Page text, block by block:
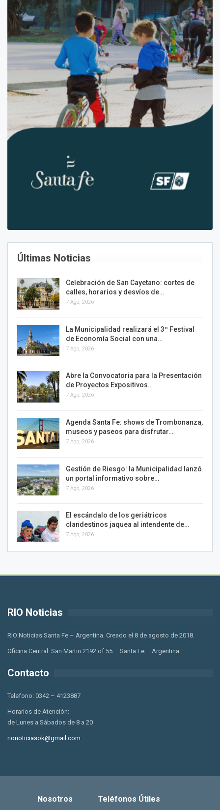
Últimas Noticias
Celebración de San Cayetano: cortes de
calles, horarios y desvíos de…
7 Ago, 2026
La Municipalidad realizará el 3º Festival
de Economía Social con una…
7 Ago, 2026
Abre la Convocatoria para la Presentación
de Proyectos Expositivos…
7 Ago, 2026
Agenda Santa Fe: shows de Trombonanza,
museos y paseos para disfrutar…
7 Ago, 2026
Gestión de Riesgo: la Municipalidad lanzó
un portal informativo sobre…
7 Ago, 2026
El escándalo de los geriátricos
clandestinos jaquea al intendente de…
7 Ago, 2026
RIO Noticias
RIO Noticias Santa Fe – Argentina. Creado el 8 de agosto de 2018.
Oficina Central: San Martin 2192 of 55 – Santa Fe – Argentina
Contacto
Telefono: 0342 – 4123887
Horarios de Atención:
de Lunes a Sábados de 8 a 20
rionoticiasok@gmail.com
Nosotros Teléfonos Útiles